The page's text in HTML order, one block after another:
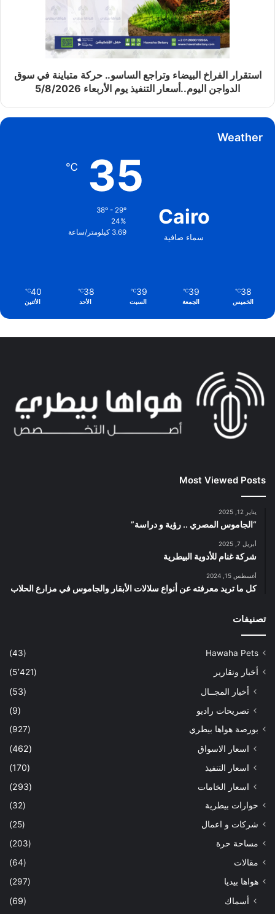
استقرار الفراخ البيضاء وتراجع الساسو.. حركة متباينة في سوق
الدواجن اليوم..أسعار التنفيذ يوم الأربعاء 5/8/2026
Weather
Cairo
سماء صافية
35
℃
38º - 29º
24%
3.69 كيلومتر/ساعة
38
℃
الخميس
39
℃
الجمعة
39
℃
السبت
38
℃
الأحد
40
℃
الأثنين
Most Viewed Posts
يناير 12, 2025
“الجاموس المصري .. رؤية و دراسة”
أبريل 7, 2025
شركة غنام للأدوية البيطرية
أغسطس 15, 2024
كل ما تريد معرفته عن أنواع سلالات الأبقار والجاموس في مزارع الحلاب
تصنيفات
Hawaha Pets
(43)
أخبار وتقارير
(5٬421)
أخبار المجــال
(53)
تصريحات راديو
(9)
بورصة هواها بيطري (927)
اسعار الاسواق
(462)
اسعار التنفيذ
(170)
اسعار الخامات
(293)
حوارات بيطرية
(32)
شركات و اعمال
(25)
مساحة حرة
(203)
مقالات
(64)
هواها بيديا
(297)
أسماك
(69)